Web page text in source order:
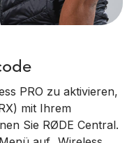
PRO zu aktivieren,
mit Ihrem
Sie RØDE Central.